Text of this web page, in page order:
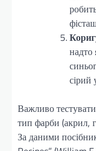
надто
сірий
Важливо
тип фарби (акрил,
За даними